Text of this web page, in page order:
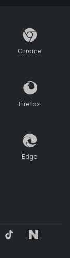
Chrome
Firefox
Edge